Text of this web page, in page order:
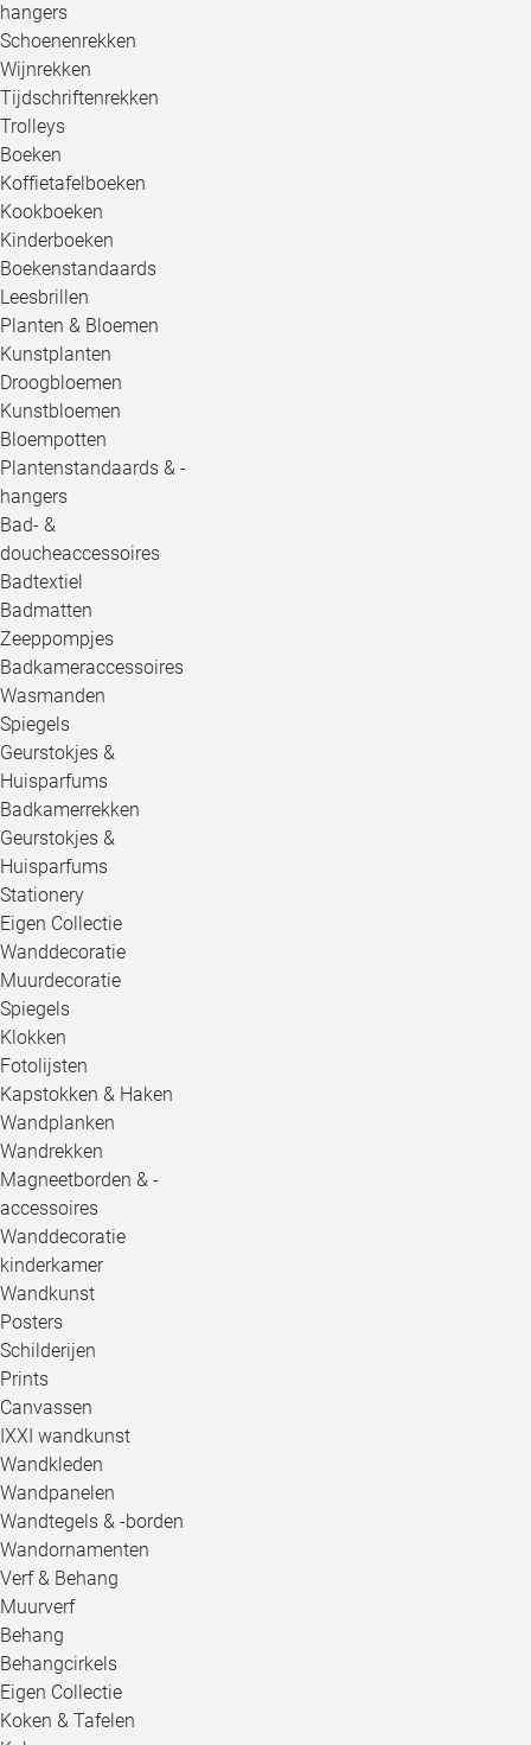
hangers
Schoenenrekken
Wijnrekken
Tijdschriftenrekken
Trolleys
Boeken
Koffietafelboeken
Kookboeken
Kinderboeken
Boekenstandaards
Leesbrillen
Planten & Bloemen
Kunstplanten
Droogbloemen
Kunstbloemen
Bloempotten
Plantenstandaards & -
hangers
Bad- &
doucheaccessoires
Badtextiel
Badmatten
Zeeppompjes
Badkameraccessoires
Wasmanden
Spiegels
Geurstokjes &
Huisparfums
Badkamerrekken
Geurstokjes &
Huisparfums
Stationery
Eigen Collectie
Wanddecoratie
Muurdecoratie
Spiegels
Klokken
Fotolijsten
Kapstokken & Haken
Wandplanken
Wandrekken
Magneetborden & -
accessoires
Wanddecoratie
kinderkamer
Wandkunst
Posters
Schilderijen
Prints
Canvassen
IXXI wandkunst
Wandkleden
Wandpanelen
Wandtegels & -borden
Wandornamenten
Verf & Behang
Muurverf
Behang
Behangcirkels
Eigen Collectie
Koken & Tafelen